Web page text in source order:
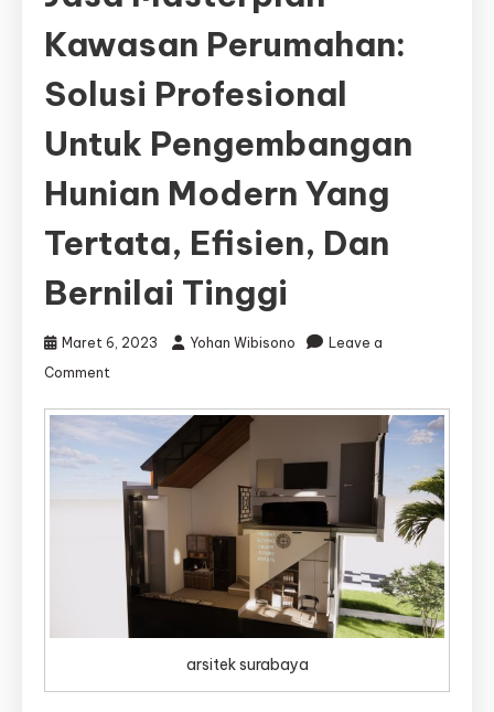
Kawasan Perumahan:
Solusi Profesional
Untuk Pengembangan
Hunian Modern Yang
Tertata, Efisien, Dan
Bernilai Tinggi
Maret 6, 2023 Yohan Wibisono
Leave a
Comment
Masterplan
Kawasan
Perumahan:
Solusi
Profesional
untuk
Pengembangan
Hunian
Modern
yang
dan
arsitek surabaya